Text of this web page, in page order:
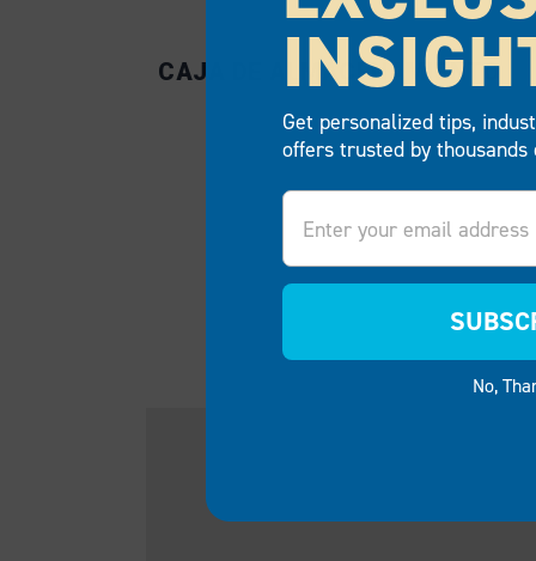
CAJA DE ALMACENAMIENTO
Get personalized tips,
offers trusted by
Email
No,